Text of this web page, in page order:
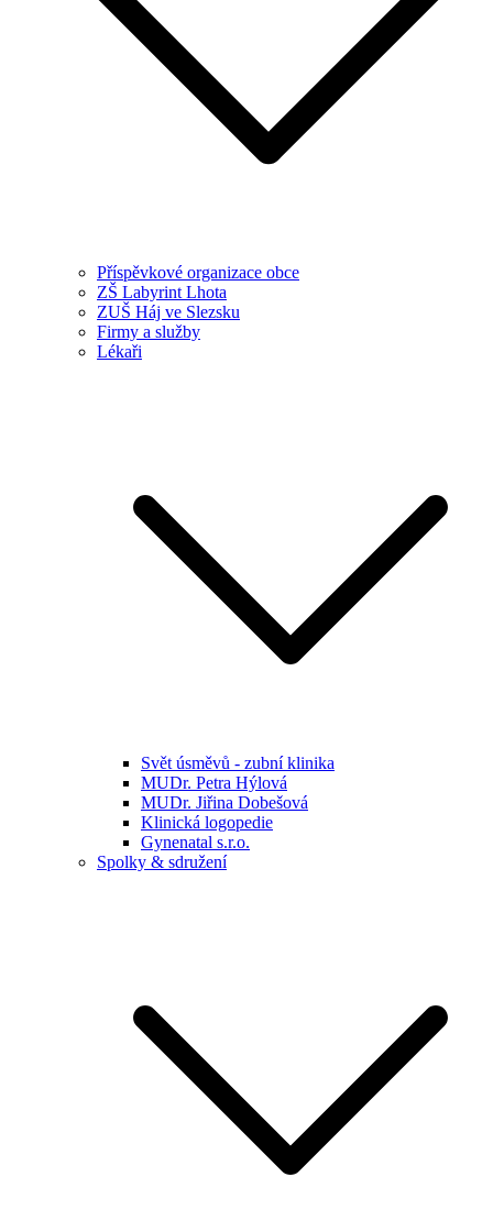
Příspěvkové organizace obce
ZŠ Labyrint Lhota
ZUŠ Háj ve Slezsku
Firmy a služby
Lékaři
Svět úsměvů - zubní klinika
MUDr. Petra Hýlová
MUDr. Jiřina Dobešová
Klinická logopedie
Gynenatal s.r.o.
Spolky & sdružení